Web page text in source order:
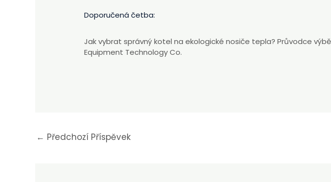
Doporučená četba:
Jak vybrat správný kotel na ekologické nosiče tepla? Průvodce
Equipment Technology Co.
← Předchozí Příspěvek